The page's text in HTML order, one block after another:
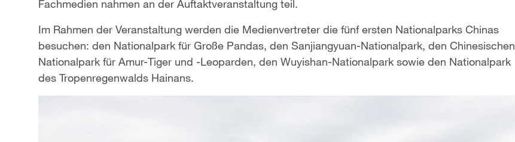
Fachmedien nahmen an der Auftaktveranstaltung teil.
Im Rahmen der Veranstaltung werden die Medienvertreter die fünf ersten Nationalparks Chinas
besuchen: den Nationalpark für Große Pandas, den Sanjiangyuan-Nationalpark, den Chinesischen
Nationalpark für Amur-Tiger und -Leoparden, den Wuyishan-Nationalpark sowie den Nationalpark
des Tropenregenwalds Hainans.